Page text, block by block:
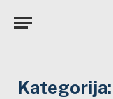
Kategorija: